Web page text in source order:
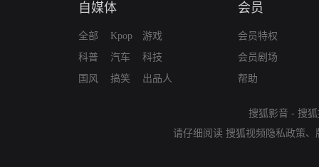
自媒体
全部
科普
国风
Kpop
汽车
搞笑
游戏
科技
出品人
会员
会员特权
会员剧场
帮助
搜狐影音 - 搜
请仔细阅读 搜狐视频隐私政策、